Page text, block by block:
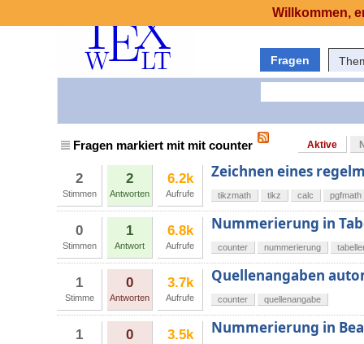
Fragen
Fragen markiert mit mit counter Aktive
2
Stimmen
2
Antworten
6.2k
Aufrufe
Zeichnen eines
tikzmath tikz calc pgfmath
0
Stimmen
1
Antwort
6.8k
Aufrufe
Nummerierung in
counter nummerierung
1
Stimme
0
Antworten
3.7k
Aufrufe
Quellenangaben
counter quellenangabe
1 0 3.5k Nummerierung in
Willkommen,